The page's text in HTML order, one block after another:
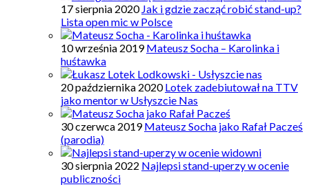
17 sierpnia 2020 Jak i gdzie zacząć robić stand-up?
Lista open mic w Polsce
10 września 2019 Mateusz Socha – Karolinka i
huśtawka
20 października 2020 Lotek zadebiutował na TTV
jako mentor w Usłyszcie Nas
30 czerwca 2019 Mateusz Socha jako Rafał Pacześ
(parodia)
30 sierpnia 2022 Najlepsi stand-uperzy w ocenie
publiczności